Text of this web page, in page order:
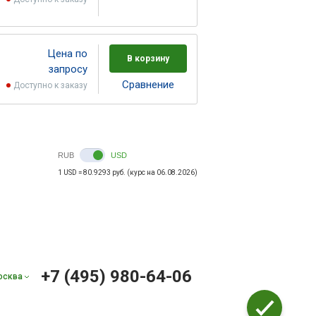
Цена по
запросу
Доступно к заказу
В корзину
Cравнение
RUB USD
1 USD = 80.9293 руб. (курс на 06.08.2026)
+7 (495) 980-64-06